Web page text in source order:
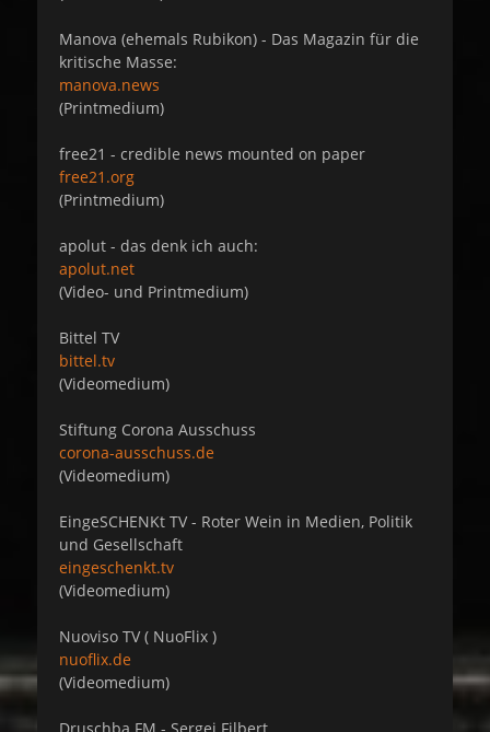
Manova (ehemals Rubikon) - Das Magazin für die
kritische Masse:
manova.news
(Printmedium)
free21 - credible news mounted on paper
free21.org
(Printmedium)
apolut - das denk ich auch:
apolut.net
(Video- und Printmedium)
Bittel TV
bittel.tv
(Videomedium)
Stiftung Corona Ausschuss
corona-ausschuss.de
(Videomedium)
EingeSCHENKt TV - Roter Wein in Medien, Politik
und Gesellschaft
eingeschenkt.tv
(Videomedium)
Nuoviso TV ( NuoFlix )
nuoflix.de
(Videomedium)